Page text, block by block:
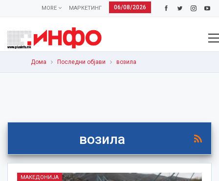
06/08/2026
МАРКЕТИНГ
MORE
Дома Последни објави возила
возила
МАКЕДОНИЈА